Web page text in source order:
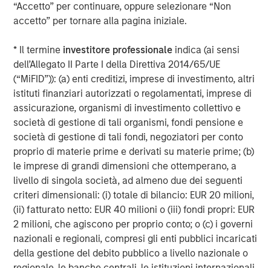
“Accetto” per continuare, oppure selezionare “Non
accetto” per tornare alla pagina iniziale.
* Il termine investitore professionale indica (ai sensi
dell’Allegato II Parte I della Direttiva 2014/65/UE
(“MiFID”)): (a) enti creditizi, imprese di investimento, altri
istituti finanziari autorizzati o regolamentati, imprese di
assicurazione, organismi di investimento collettivo e
società di gestione di tali organismi, fondi pensione e
società di gestione di tali fondi, negoziatori per conto
proprio di materie prime e derivati su materie prime; (b)
le imprese di grandi dimensioni che ottemperano, a
livello di singola società, ad almeno due dei seguenti
criteri dimensionali: (i) totale di bilancio: EUR 20 milioni,
(ii) fatturato netto: EUR 40 milioni o (iii) fondi propri: EUR
2 milioni, che agiscono per proprio conto; o (c) i governi
nazionali e regionali, compresi gli enti pubblici incaricati
della gestione del debito pubblico a livello nazionale o
leading the shift toward lower-carbon transport. We also
examine how each manufacturer’s public EV targets have
that continue to strengthen their ambitions, and
penalizing those that weaken or walk back earlier goals.
These insights help us analyse and identify autos that are
not only accelerating electrification but are building
credible pathways to compete in a decarbonizing
mobility landscape.
Beyond EV performance, we assess broader
environmental factors - such as climate strategy, energy
efficiency, investment in low-carbon technologies,
supply-chain sustainability, and pollution management.
Together, these data points give us a holistic, forward-
looking view of which automakers are genuinely aligning
their operations and product portfolios with the clean-
transportation transition, and which ones face elevated
environmental or transition risks. Below we show